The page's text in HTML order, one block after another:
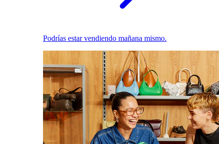
Podrías estar vendiendo mañana mismo.